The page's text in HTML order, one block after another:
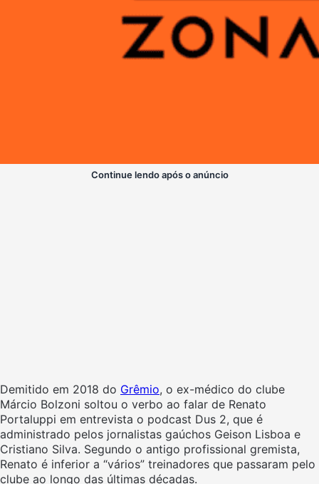
Continue lendo após o anúncio
Demitido em 2018 do Grêmio, o ex-médico do clube
Márcio Bolzoni soltou o verbo ao falar de Renato
Portaluppi em entrevista o podcast Dus 2, que é
administrado pelos jornalistas gaúchos Geison Lisboa e
Cristiano Silva. Segundo o antigo profissional gremista,
Renato é inferior a “vários” treinadores que passaram pelo
clube ao longo das últimas décadas.